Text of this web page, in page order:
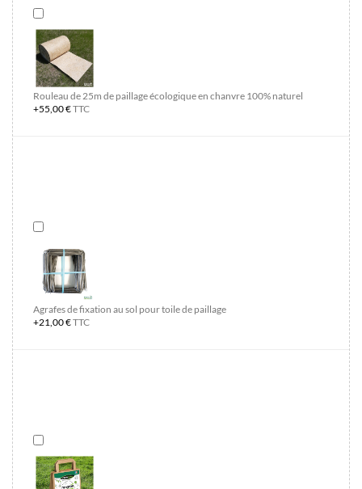
Rouleau de 25m de paillage écologique en chanvre 100% naturel
+55,00 €TTC
Agrafes de fixation au sol pour toile de paillage
+21,00 €TTC